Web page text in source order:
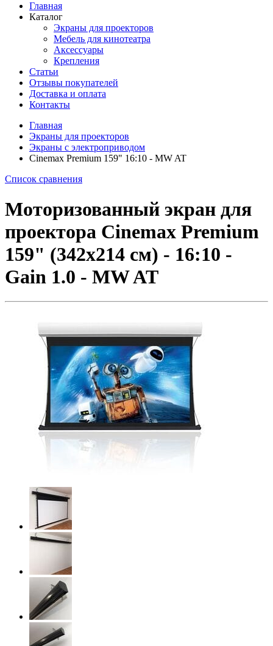
Главная
Каталог
Экраны для проекторов
Mебель для кинотеатра
Аксессуары
Крепления
Статьи
Отзывы покупателей
Доставка и оплата
Контакты
Главная
Экраны для проекторов
Экраны с электроприводом
Cinemax Premium 159" 16:10 - MW AT
Список сравнения
Моторизованный экран для
проектора Cinemax Premium
159" (342x214 см) - 16:10 -
Gain 1.0 - MW AT